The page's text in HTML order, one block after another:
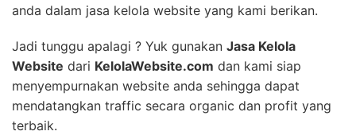
anda dalam jasa kelola website yang kami berikan.
Jadi tunggu apalagi ? Yuk gunakan Jasa Kelola
Website dari KelolaWebsite.com dan kami siap
menyempurnakan website anda sehingga dapat
mendatangkan traffic secara organic dan profit yang
terbaik.